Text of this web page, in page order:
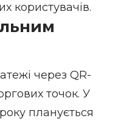
користувачів.
через QR-
точок. У
планується